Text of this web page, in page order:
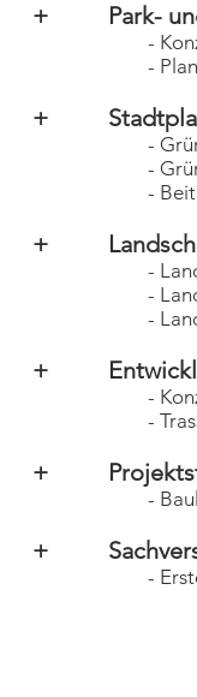
+ Park- und
- Konzepte
- Planung von
+
-
-
- Beiträge zu
+
-
-
-
+
- Konzepte für
-
+
- Bauleitung,
+
- Erstellung